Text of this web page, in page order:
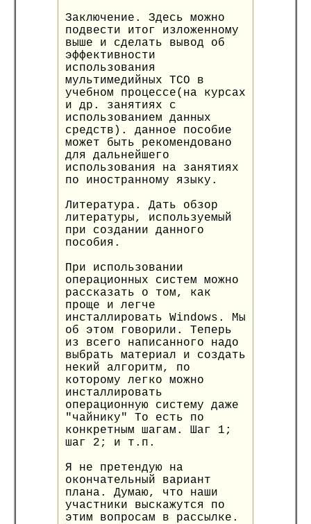
Заключение. Здесь можно
подвести итог изложенному
выше и сделать вывод об
эффективности
использования
мультимедийных ТСО в
учебном процессе(на курсах
и др. занятиях с
использованием данных
средств). данное пособие
может быть рекомендовано
для дальнейшего
использования на занятиях
по иностранному языку.
Литература. Дать обзор
литературы, используемый
при создании данного
пособия.
При использовании
операционных систем можно
рассказать о том, как
проще и легче
инсталлировать Windows. Мы
об этом говорили. Теперь
из всего написанного надо
выбрать материал и создать
некий алгоритм, по
которому легко можно
инсталлировать
операционную систему даже
"чайнику" То есть по
конкретным шагам. Шаг 1;
шаг 2; и т.п.
Я не претендую на
окончательный вариант
плана. Думаю, что наши
участники выскажутся по
этим вопросам в рассылке.